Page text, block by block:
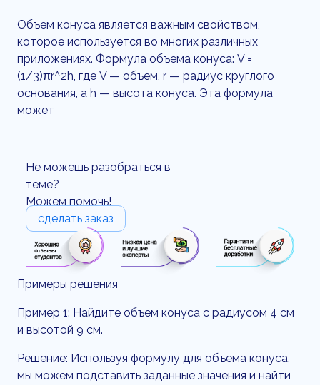
Объем конуса является важным свойством,
которое используется во многих различных
приложениях. Формула объема конуса: V =
(1/3)πr^2h, где V — объем, r — радиус круглого
основания, а h — высота конуса. Эта формула
может
Не можешь разобраться в
теме?
Можем помочь!
сделать заказ
Примеры решения
Пример 1: Найдите объем конуса с радиусом 4 см
и высотой 9 см.
Решение: Используя формулу для объема конуса,
мы можем подставить заданные значения и найти